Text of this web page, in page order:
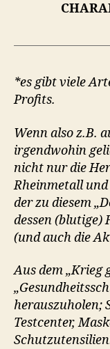
*es gibt viele
Profits.
Wenn also z.B.
irgendwohin
nicht nur die
Rheinmetall
der zu diesem
dessen (blutige)
(und auch die
Aus dem „Krieg
herauszuholen;
Testcenter,